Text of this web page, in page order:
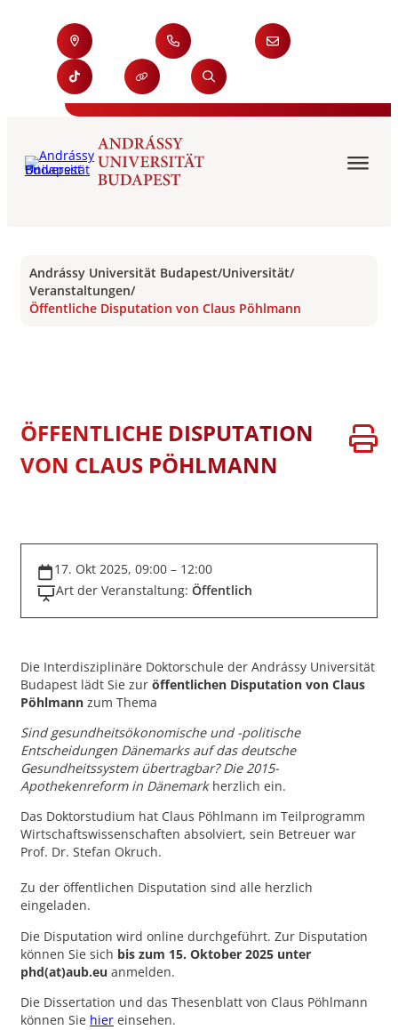
Andrássy Universität Budapest/Universität/
Veranstaltungen/
Öffentliche Disputation von Claus Pöhlmann
ÖFFENTLICHE DISPUTATION
VON CLAUS PÖHLMANN
17. Okt 2025, 09:00 – 12:00
Art der Veranstaltung: Öffentlich
Die Interdisziplinäre Doktorschule der Andrássy Universität
Budapest lädt Sie zur öffentlichen Disputation von Claus
Pöhlmann zum Thema
Sind gesundheitsökonomische und -politische
Entscheidungen Dänemarks auf das deutsche
Gesundheitssystem übertragbar? Die 2015-
Apothekenreform in Dänemarkherzlich ein.
Das Doktorstudium hat Claus Pöhlmann im Teilprogramm
Wirtschaftswissenschaften absolviert, sein Betreuer war
Prof. Dr. Stefan Okruch.
Zu der öffentlichen Disputation sind alle herzlich
eingeladen.
Die Disputation wird online durchgeführt. Zur Disputation
können Sie sich bis zum 15. Oktober 2025 unter
phd(at)aub.eu anmelden.
Die Dissertation und das Thesenblatt von Claus Pöhlmann
können Sie hier einsehen.